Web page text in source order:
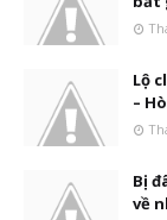
Lộ
–
Bị
về